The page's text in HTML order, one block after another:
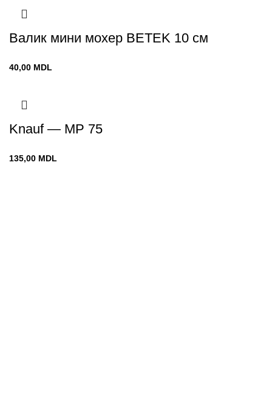
Валик мини мохер BETEK 10 см
40,00 MDL
Knauf — MP 75
135,00 MDL